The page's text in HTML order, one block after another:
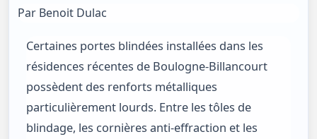
Par Benoit Dulac
Certaines portes blindées installées dans les
résidences récentes de Boulogne-Billancourt
possèdent des renforts métalliques
particulièrement lourds. Entre les tôles de
blindage, les cornières anti-effraction et les